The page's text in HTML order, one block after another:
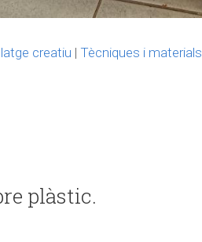
creatiu | Tècniques i materials
plàstic.